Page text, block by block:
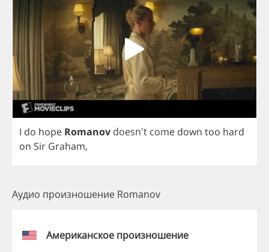
I do hope Romanov doesn't come down too hard
on Sir Graham,
Аудио произношение Romanov
Американское произношение